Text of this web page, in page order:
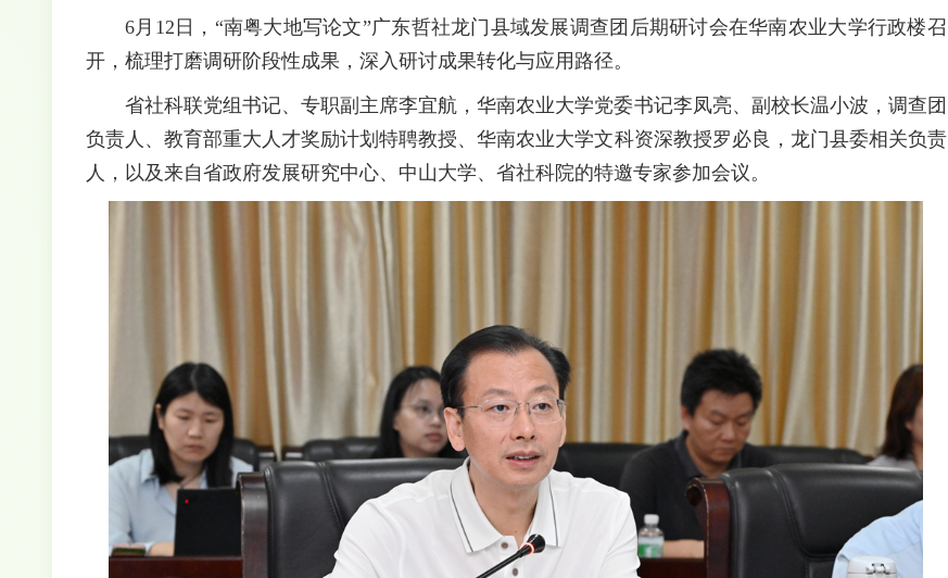
6月12日，“南粤大地写论文”广东哲社龙门县域发展调查团后期研讨会在华南农业大学行政楼召
开，梳理打磨调研阶段性成果，深入研讨成果转化与应用路径。
省社科联党组书记、专职副主席李宜航，华南农业大学党委书记李凤亮、副校长温小波，调查团
负责人、教育部重大人才奖励计划特聘教授、华南农业大学文科资深教授罗必良，龙门县委相关负责
人，以及来自省政府发展研究中心、中山大学、省社科院的特邀专家参加会议。